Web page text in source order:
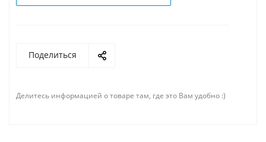
Поделиться
Делитесь информацией о товаре там, где это Вам удобно :)